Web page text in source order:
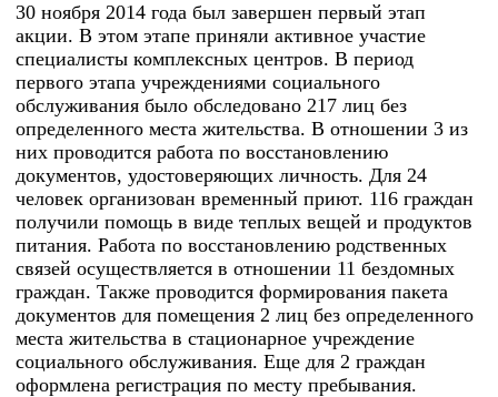
30 ноября 2014 года был завершен первый этап
акции. В этом этапе приняли активное участие
специалисты комплексных центров. В период
первого этапа учреждениями социального
обслуживания было обследовано 217 лиц без
определенного места жительства. В отношении 3 из
них проводится работа по восстановлению
документов, удостоверяющих личность. Для 24
человек организован временный приют. 116 граждан
получили помощь в виде теплых вещей и продуктов
питания. Работа по восстановлению родственных
связей осуществляется в отношении 11 бездомных
граждан. Также проводится формирования пакета
документов для помещения 2 лиц без определенного
места жительства в стационарное учреждение
социального обслуживания. Еще для 2 граждан
оформлена регистрация по месту пребывания.